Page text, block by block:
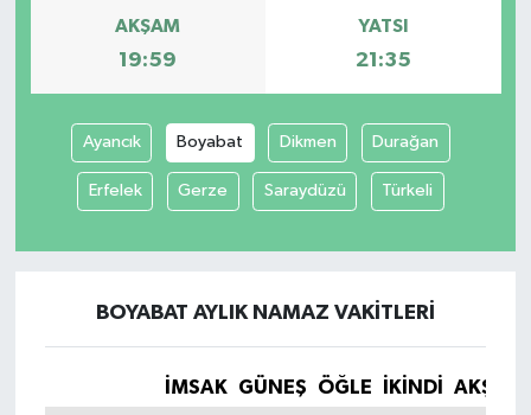
AKŞAM
19:59
YATSI
21:35
Ayancık Boyabat Dikmen Durağan
Erfelek Gerze Saraydüzü Türkeli
BOYABAT AYLIK NAMAZ VAKITLERI
İMSAK GÜNEŞ ÖĞLE İKINDI
AKŞAM